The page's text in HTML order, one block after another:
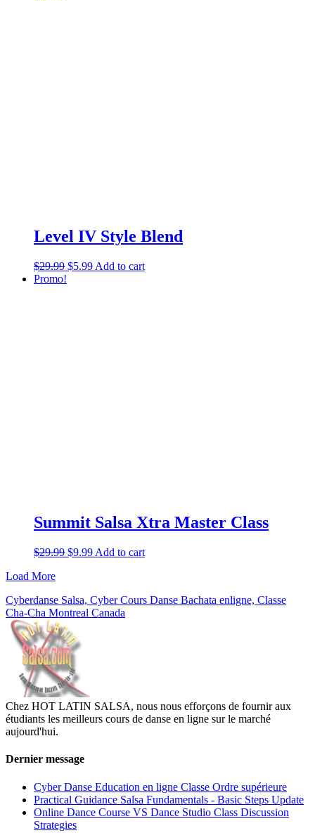
Level IV Style Blend
$29.99 $5.99 Add to cart
Promo!
Summit Salsa Xtra Master Class
$29.99 $9.99 Add to cart
Load More
Cyberdanse Salsa, Cyber Cours Danse Bachata enligne, Classe
Cha-Cha Montreal Canada
Chez HOT LATIN SALSA, nous nous efforçons de fournir aux
étudiants les meilleurs cours de danse en ligne sur le marché
aujourd'hui.
Dernier message
Cyber Danse Education en ligne Classe Ordre supérieure
Practical Guidance Salsa Fundamentals - Basic Steps Update
Online Dance Course VS Dance Studio Class Discussion
Strategies